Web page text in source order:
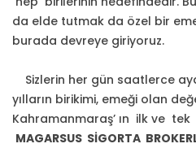
da elde tutmak da özel bir
burada devreye giriyoruz.
Sizlerin her gün saatlerce
yılların birikimi, emeği olan
Kahramanmaraş’ ın ilk ve
MAGARSUS SİGORTA